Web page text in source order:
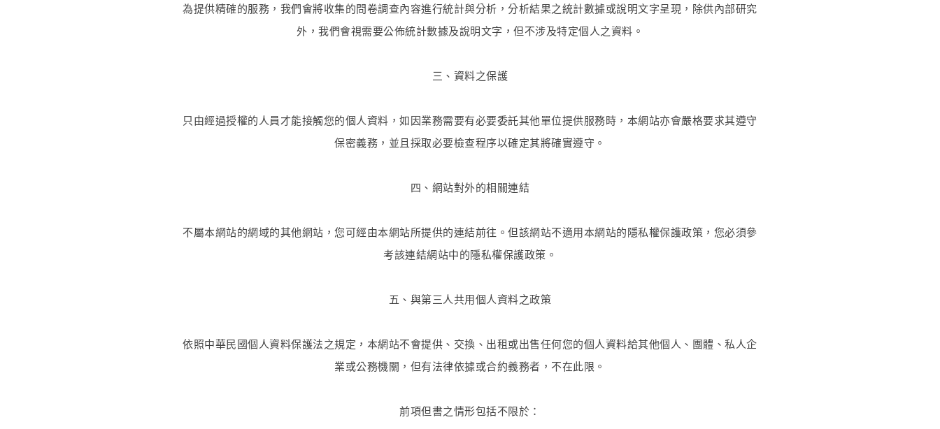
為提供精確的服務，我們會將收集的問卷調查內容進行統計與分析，分析結果之統計數據或說明文字呈現，除供內部研究
外，我們會視需要公佈統計數據及說明文字，但不涉及特定個人之資料。
三、資料之保護
只由經過授權的人員才能接觸您的個人資料，如因業務需要有必要委託其他單位提供服務時，本網站亦會嚴格要求其遵守
保密義務，並且採取必要檢查程序以確定其將確實遵守。
四、網站對外的相關連結
不屬本網站的網域的其他網站，您可經由本網站所提供的連結前往。但該網站不適用本網站的隱私權保護政策，您必須參
考該連結網站中的隱私權保護政策。
五、與第三人共用個人資料之政策
依照中華民國個人資料保護法之規定，本網站不會提供、交換、出租或出售任何您的個人資料給其他個人、團體、私人企
業或公務機關，但有法律依據或合約義務者，不在此限。
前項但書之情形包括不限於：